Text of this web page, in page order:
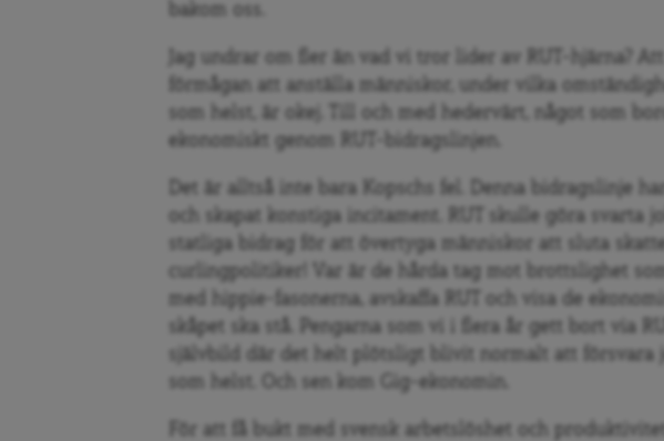
bakom oss.
Jag undrar om fler än vad vi tror lider av RUT-hjärna?
förmågan att anstä
lla m
änniskor, under vilka
som helst, är okej. Till och med hedervärt, något som
ekonomiskt genom RUT-bidragslinjen.
Det är alltså inte bara Kopsch
s fel. Denna bidragslinje
och skapat konstiga incitament
. RUT skulle göra svarta
statliga bidrag för att övertyga människor att sluta
curlingpolitiker! Var är de h årda tag mot brottslighet
med hippie-fasonerna, avskaffa RUT och visa de
sk
åpet ska st . Pengarna som vi i flera år gett bort via
självbild där det helt plötsligt blivit normalt att försvara
som helst. Och sen kom Gig-ekonomin.
För att få bukt med svensk arbetslöshet och